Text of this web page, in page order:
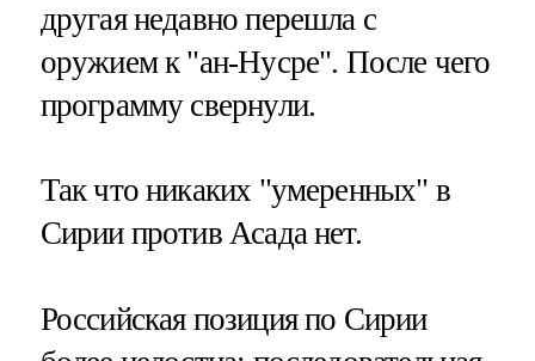
другая недавно перешла с
оружием к "ан-Нусре". После чего
программу свернули.
Так что никаких "умеренных" в
Сирии против Асада нет.
Российская позиция по Сирии